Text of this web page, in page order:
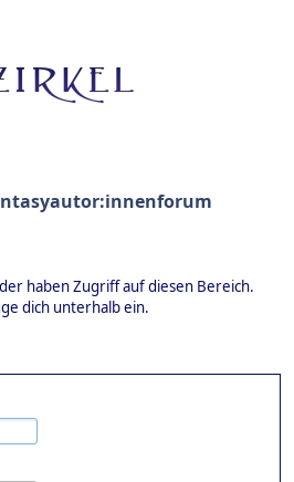
haben Zugriff auf diesen Bereich.
dich unterhalb ein.